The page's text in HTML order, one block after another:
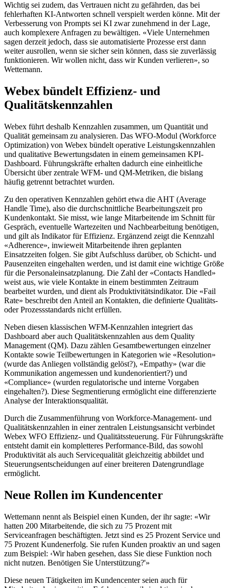
Wichtig sei zudem, das Vertrauen nicht zu gefährden, das bei
fehlerhaften KI-Antworten schnell verspielt werden könne. Mit der
Verbesserung von Prompts sei KI zwar zunehmend in der Lage,
auch komplexere Anfragen zu bewältigen. «Viele Unternehmen
sagen derzeit jedoch, dass sie automatisierte Prozesse erst dann
weiter ausrollen, wenn sie sicher sein können, dass sie zuverlässig
funktionieren. Wir wollen nicht, dass wir Kunden verlieren», so
Wettemann.
Webex bündelt Effizienz- und
Qualitätskennzahlen
Webex führt deshalb Kennzahlen zusammen, um Quantität und
Qualität gemeinsam zu analysieren. Das WFO-Modul (Workforce
Optimization) von Webex bündelt operative Leistungskennzahlen
und qualitative Bewertungsdaten in einem gemeinsamen KPI-
Dashboard. Führungskräfte erhalten dadurch eine einheitliche
Übersicht über zentrale WFM- und QM-Metriken, die bislang
häufig getrennt betrachtet wurden.
Zu den operativen Kennzahlen gehört etwa die AHT (Average
Handle Time), also die durchschnittliche Bearbeitungszeit pro
Kundenkontakt. Sie misst, wie lange Mitarbeitende im Schnitt für
Gespräch, eventuelle Wartezeiten und Nachbearbeitung benötigen,
und gilt als Indikator für Effizienz. Ergänzend zeigt die Kennzahl
«Adherence», inwieweit Mitarbeitende ihren geplanten
Einsatzzeiten folgen. Sie gibt Aufschluss darüber, ob Schicht- und
Pausenzeiten eingehalten werden, und ist damit eine wichtige Größe
für die Personaleinsatzplanung. Die Zahl der «Contacts Handled»
weist aus, wie viele Kontakte in einem bestimmten Zeitraum
bearbeitet wurden, und dient als Produktivitätsindikator. Die «Fail
Rate» beschreibt den Anteil an Kontakten, die definierte Qualitäts-
oder Prozessstandards nicht erfüllen.
Neben diesen klassischen WFM-Kennzahlen integriert das
Dashboard aber auch Qualitätskennzahlen aus dem Quality
Management (QM). Dazu zählen Gesamtbewertungen einzelner
Kontakte sowie Teilbewertungen in Kategorien wie «Resolution»
(wurde das Anliegen vollständig gelöst?), «Empathy» (war die
Kommunikation angemessen und kundenorientiert?) und
«Compliance» (wurden regulatorische und interne Vorgaben
eingehalten?). Diese Segmentierung ermöglicht eine differenzierte
Analyse der Interaktionsqualität.
Durch die Zusammenführung von Workforce-Management- und
Qualitätskennzahlen in einer zentralen Leistungsansicht verbindet
Webex WFO Effizienz- und Qualitätssteuerung. Für Führungskräfte
entsteht damit ein kompletteres Performance-Bild, das sowohl
Produktivität als auch Servicequalität gleichzeitig abbildet und
Steuerungsentscheidungen auf einer breiteren Datengrundlage
ermöglicht.
Neue Rollen im Kundencenter
Wettemann nennt als Beispiel einen Kunden, der ihr sagte: «Wir
hatten 200 Mitarbeitende, die sich zu 75 Prozent mit
Serviceanfragen beschäftigten. Jetzt sind es 25 Prozent Service und
75 Prozent Kundenerfolg. Sie rufen Kunden proaktiv an und sagen
zum Beispiel: ‹Wir haben gesehen, dass Sie diese Funktion noch
nicht nutzen. Benötigen Sie Unterstützung?'»
Diese neuen Tätigkeiten im Kundencenter seien auch für